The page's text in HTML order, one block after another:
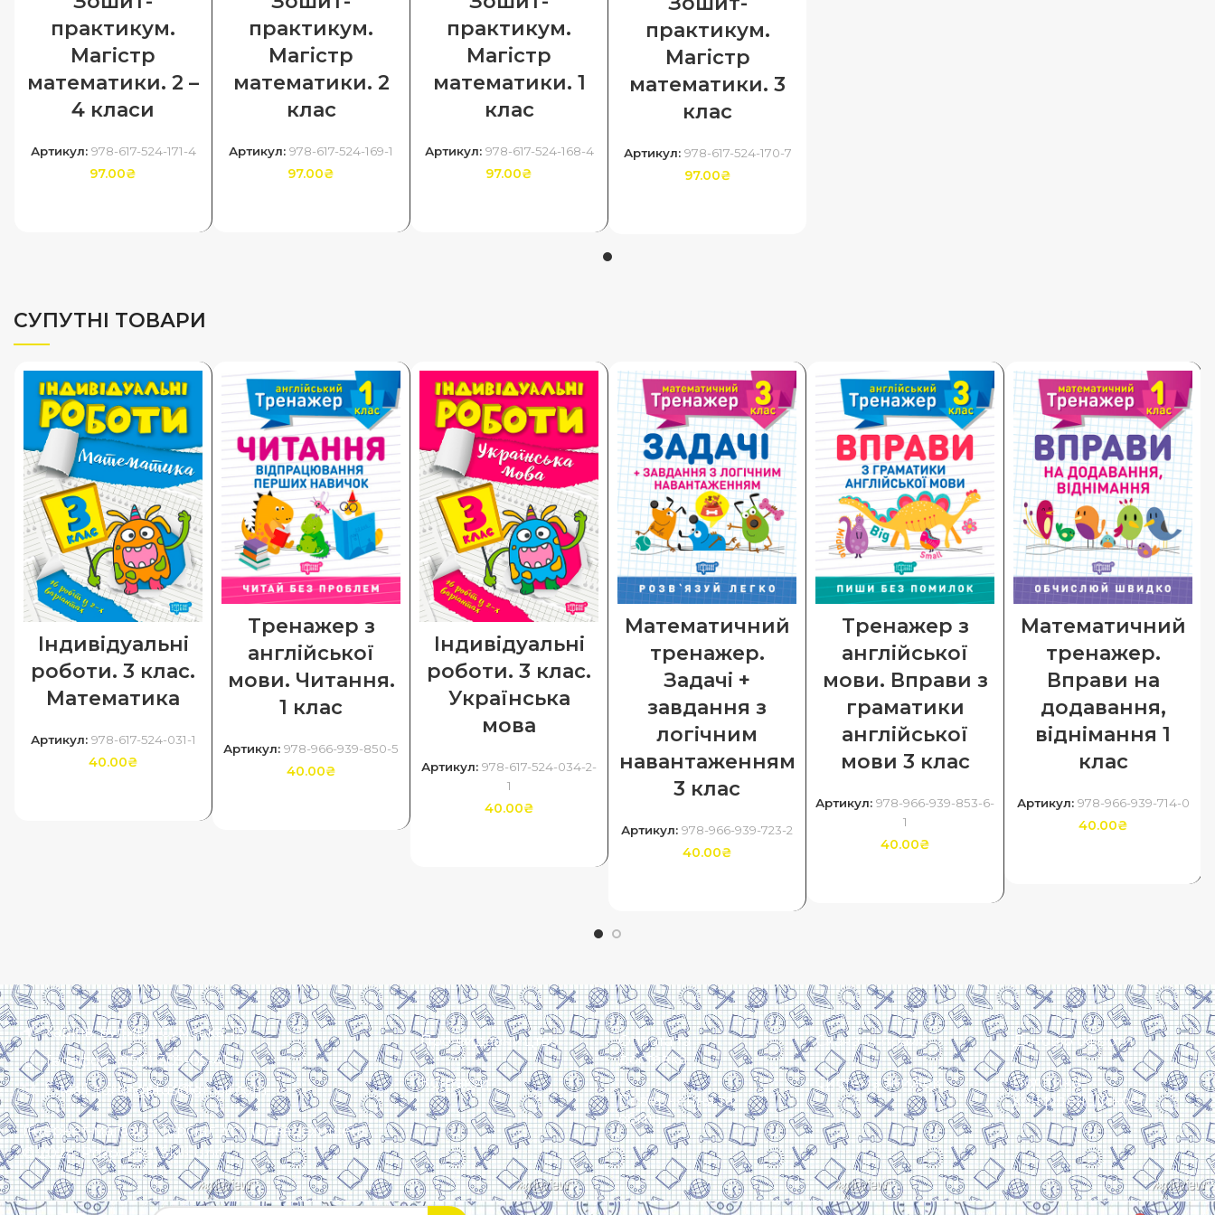
практикум.
Магістр
математики. 2 –
4 класи
Артикул: 978-617-524-171-4
97.00₴
практикум.
Магiстр
математики. 2
клас
Артикул: 978-617-524-169-1
97.00₴
практикум.
Магiстр
математики. 1
клас
Артикул: 978-617-524-168-4
97.00₴
практикум.
Магiстр
математики. 3
клас
Артикул: 978-617-524-170-7
97.00₴
СУПУТНІ ТОВАРИ
Індивідуальні
роботи. 3 клас.
Математика
Артикул: 978-617-524-031-1
40.00₴
Тренажер з
англійської
мови. Читання.
1 клас
Артикул: 978-966-939-850-5
40.00₴
Індивідуальні
роботи. 3 клас.
Українська
мова
Артикул: 978-617-524-034-2-
1
40.00₴
Математичний
тренажер.
Задачі +
завдання з
логічним
навантаженням
3 клас
Артикул: 978-966-939-723-2
40.00₴
Тренажер з
англійської
мови. Вправи з
граматики
англійської
мови 3 клас
Артикул: 978-966-939-853-6-
1
40.00₴
Математичний
тренажер.
Вправи на
додавання,
віднімання 1
клас
Артикул: 978-966-939-714-0
40.00₴
Харків, вулиця Сумська, 13
Телефон: (050) 305-05-41
E-Mail: torsingplus@gmail.com
Інтернет-магазин Торсінг. Усі права захищені
© 2024. Розробка:Skill Unit
Про видавництво
Контакти
Оплата та
доставка
Повернення та
обмін
Скачати прайс
Система знижок
Договір оферти
Політика
конфіденційності